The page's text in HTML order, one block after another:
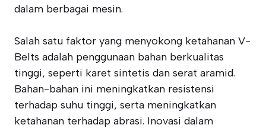
dalam berbagai mesin.
Salah satu faktor yang menyokong ketahanan V-
Belts adalah penggunaan bahan berkualitas
tinggi, seperti karet sintetis dan serat aramid.
Bahan-bahan ini meningkatkan resistensi
terhadap suhu tinggi, serta meningkatkan
ketahanan terhadap abrasi. Inovasi dalam